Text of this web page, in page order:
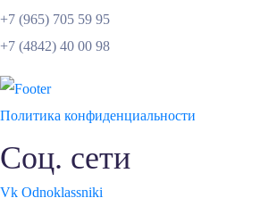
+7 (965) 705 59 95
+7 (4842) 40 00 98
Политика конфиденциальности
Соц. сети
Vk Odnoklassniki